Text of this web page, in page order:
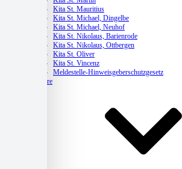
Kita St. Mauritius
Kita St. Michael, Dingelbe
Kita St. Michael, Neuhof
Kita St. Nikolaus, Barienrode
Kita St. Nikolaus, Ottbergen
Kita St. Oliver
Kita St. Vincenz
Meldestelle-Hinweisgeberschutzgesetz
Karriere